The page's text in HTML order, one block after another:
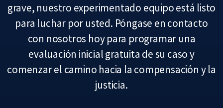
grave, nuestro experimentado equipo está listo
para luchar por usted. Póngase en contacto
con nosotros hoy para programar una
evaluación inicial gratuita de su caso y
comenzar el camino hacia la compensación y la
justicia.